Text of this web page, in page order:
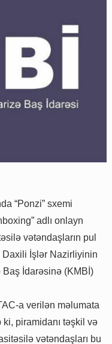
“Ponzi” sxemi
adlı onlayn
vətəndaşların pul
İşlər Nazirliyinin
Baş İdarəsinə (KMBİ)
a verilən məlumata
piramidanı təşkil və
vətəndaşları bu